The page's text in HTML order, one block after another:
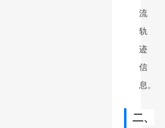
流
轨
迹
信
息。
二、